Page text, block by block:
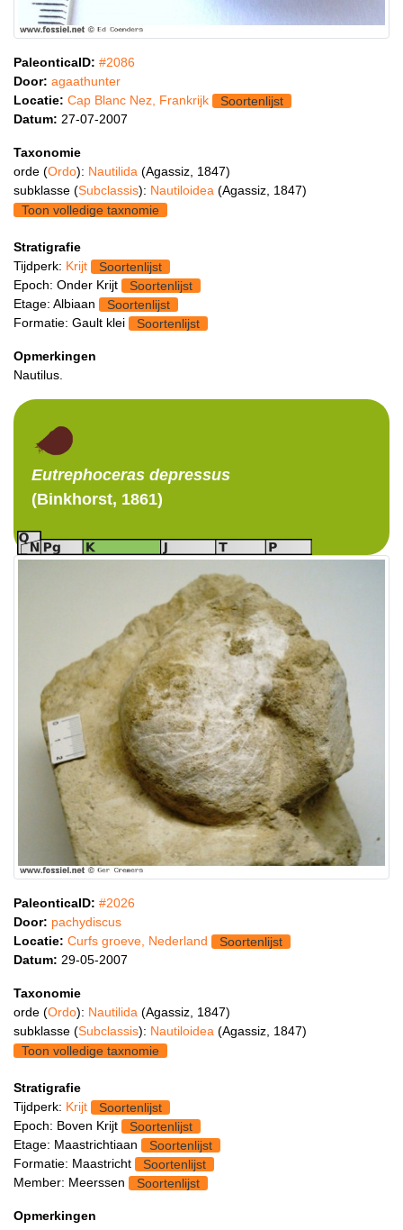
PaleonticaID: #2086
Door: agaathunter
Locatie: Cap Blanc Nez, Frankrijk
Soortenlijst
Datum: 27-07-2007
Taxonomie
orde (Ordo): Nautilida (Agassiz, 1847)
subklasse (Subclassis): Nautiloidea (Agassiz, 1847)
Toon volledige taxnomie
Stratigrafie
Tijdperk: Krijt
Soortenlijst
Epoch: Onder Krijt
Soortenlijst
Etage: Albiaan
Soortenlijst
Formatie: Gault klei
Soortenlijst
Opmerkingen
Nautilus.
Eutrephoceras depressus
(Binkhorst, 1861)
PaleonticaID: #2026
Door: pachydiscus
Locatie: Curfs groeve, Nederland
Soortenlijst
Datum: 29-05-2007
Taxonomie
orde (Ordo): Nautilida (Agassiz, 1847)
subklasse (Subclassis): Nautiloidea (Agassiz, 1847)
Toon volledige taxnomie
Stratigrafie
Tijdperk: Krijt
Soortenlijst
Epoch: Boven Krijt
Soortenlijst
Etage: Maastrichtiaan
Soortenlijst
Formatie: Maastricht
Soortenlijst
Member: Meerssen
Soortenlijst
Opmerkingen